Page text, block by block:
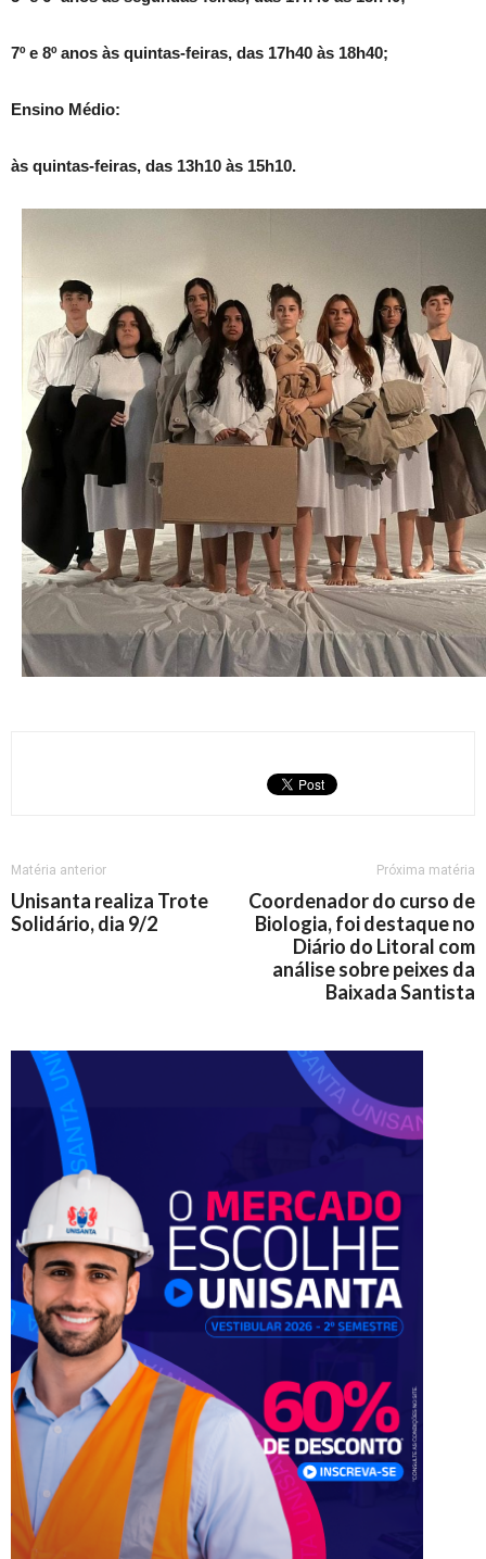
7º e 8º anos às quintas-feiras, das 17h40 às 18h40;
Ensino Médio:
às quintas-feiras, das 13h10 às 15h10.
Matéria anterior
Unisanta realiza Trote
Solidário, dia 9/2
Próxima matéria
Coordenador do curso de
Biologia, foi destaque no
Diário do Litoral com
análise sobre peixes da
Baixada Santista